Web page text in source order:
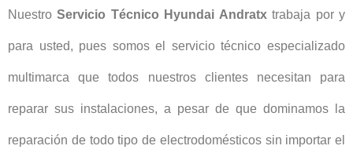
NuestroServicio Técnico Hyundai Andratxtrabaja por y
para usted, pues somos el servicio técnico especializado
multimarca que todos nuestros clientes necesitan para
reparar sus instalaciones, a pesar de que dominamos la
reparación de todo tipo de electrodomésticos sin importar el